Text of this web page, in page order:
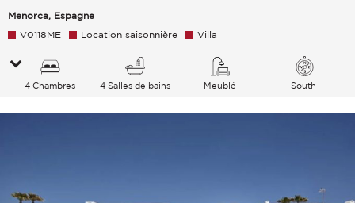
Menorca, Espagne
V0118ME Location saisonnière Villa
4 Chambres 4 Salles de bains Meublé South